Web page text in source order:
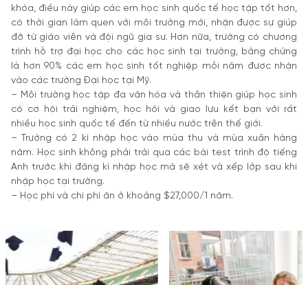
khóa, điều này giúp các em học sinh quốc tế học tập tốt hơn,
có thời gian làm quen với môi trường mới, nhận được sự giúp
đỡ từ giáo viên và đội ngũ gia sư. Hơn nữa, trường có chương
trình hỗ trợ đại học cho các học sinh tại trường, bằng chứng
là hơn 90% các em học sinh tốt nghiệp mỗi năm được nhận
vào các trường Đại học tại Mỹ.
– Môi trường học tập đa văn hóa và thân thiện giúp học sinh
có cơ hội trải nghiệm, học hỏi và giao lưu kết bạn với rất
nhiều học sinh quốc tế đến từ nhiều nước trên thế giới.
– Trường có 2 kì nhập học vào mùa thu và mùa xuân hàng
năm. Học sinh không phải trải qua các bài test trình độ tiếng
Anh trước khi đăng kí nhập học mà sẽ xét và xếp lớp sau khi
nhập học tại trường.
– Học phí và chi phí ăn ở khoảng $27,000/1 năm.